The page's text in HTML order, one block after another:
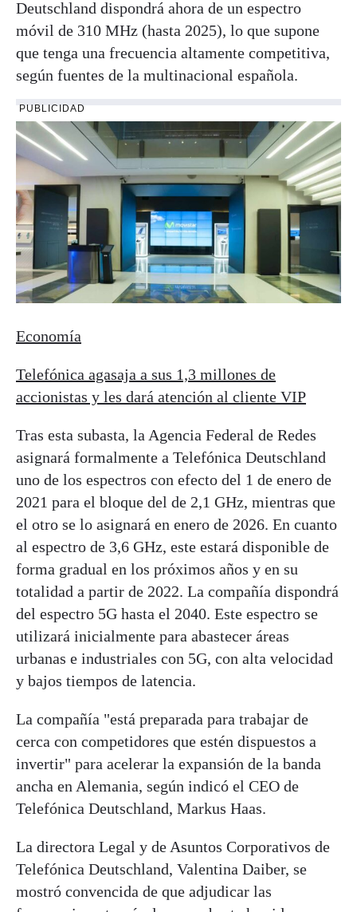
Deutschland dispondrá ahora de un espectro
móvil de 310 MHz (hasta 2025), lo que supone
que tenga una frecuencia altamente competitiva,
según fuentes de la multinacional española.
PUBLICIDAD
Economía
Telefónica agasaja a sus 1,3 millones de
accionistas y les dará atención al cliente VIP
Tras esta subasta, la Agencia Federal de Redes
asignará formalmente a Telefónica Deutschland
uno de los espectros con efecto del 1 de enero de
2021 para el bloque del de 2,1 GHz, mientras que
el otro se lo asignará en enero de 2026. En cuanto
al espectro de 3,6 GHz, este estará disponible de
forma gradual en los próximos años y en su
totalidad a partir de 2022. La compañía dispondrá
del espectro 5G hasta el 2040. Este espectro se
utilizará inicialmente para abastecer áreas
urbanas e industriales con 5G, con alta velocidad
y bajos tiempos de latencia.
La compañía "está preparada para trabajar de
cerca con competidores que estén dispuestos a
invertir" para acelerar la expansión de la banda
ancha en Alemania, según indicó el CEO de
Telefónica Deutschland, Markus Haas.
La directora Legal y de Asuntos Corporativos de
Telefónica Deutschland, Valentina Daiber, se
mostró convencida de que adjudicar las